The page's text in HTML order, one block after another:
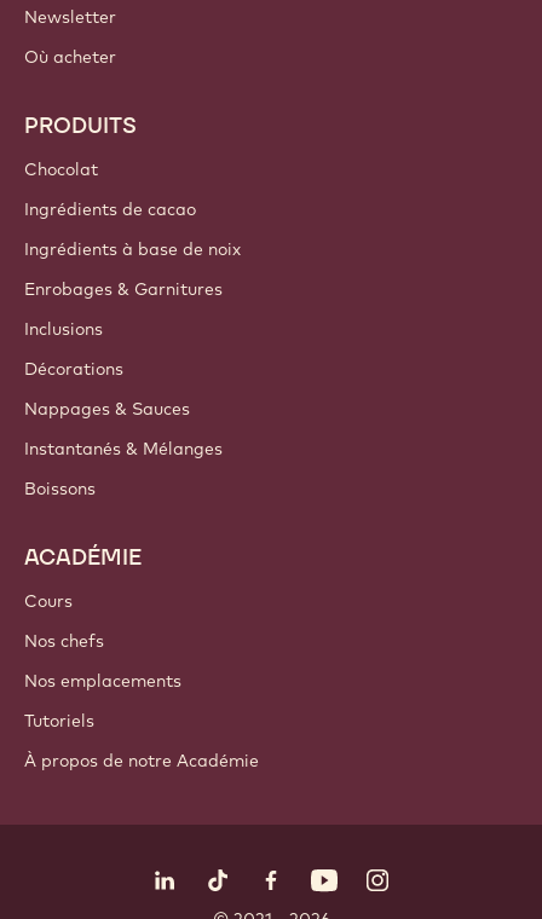
Newsletter
Où acheter
PRODUITS
Chocolat
Ingrédients de cacao
Ingrédients à base de noix
Enrobages & Garnitures
Inclusions
Décorations
Nappages & Sauces
Instantanés & Mélanges
Boissons
ACADÉMIE
Cours
Nos chefs
Nos emplacements
Tutoriels
À propos de notre Académie
LinkedIn Opens in a new window.
TikTok Opens in a new window.
Facebook Opens in a new
YouTubeInstagram